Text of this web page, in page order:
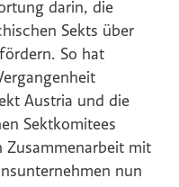
darin, die
Sekts über
So hat
Austria und die
Sektkomitees
mit
nun